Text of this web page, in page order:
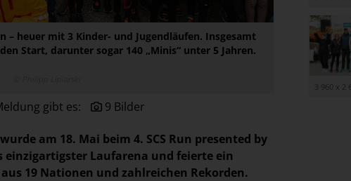
– heuer mit 3 Kinder- und Jugendläufen. Insgesamt
Start, darunter sogar 140 „Minis“ unter 5 Jahren.
gibt es: 9 Bilder
am 18. Mai beim 4. SCS Run presented by
einzigartigster Laufarena und feierte ein
19 Nationen und zahlreichen Rekorden.
3 960 x 2